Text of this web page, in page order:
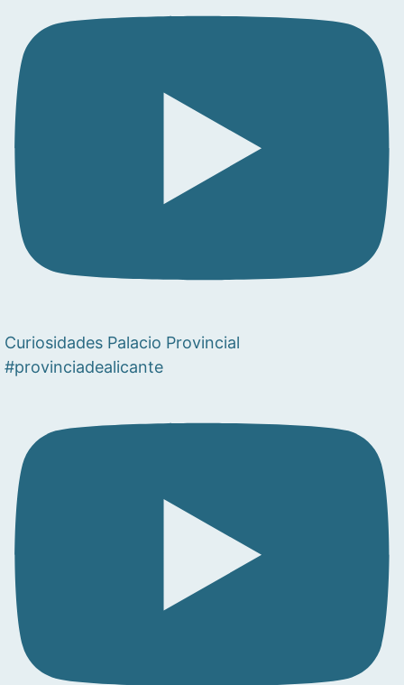
Curiosidades Palacio Provincial
#provinciadealicante